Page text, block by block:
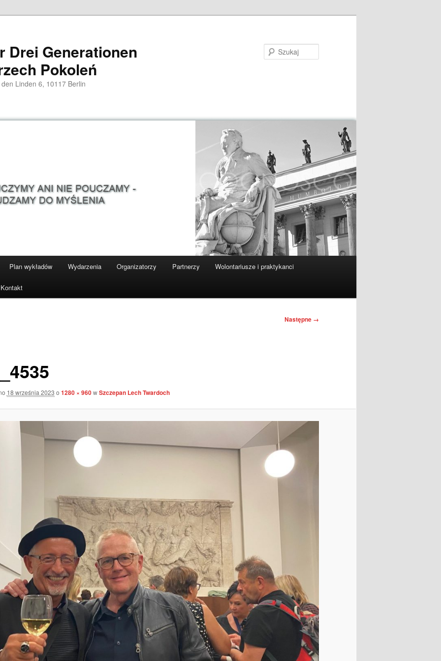
Drei Generationen
Pokoleń
Linden 6, 10117 Berlin
Plan wykładów Wydarzenia Organizatorzy Partnerzy Wolontariusze i praktykanci
Kontakt
Następne →
18 września 2023 o 1280 × 960wSzczepan Lech Twardoch